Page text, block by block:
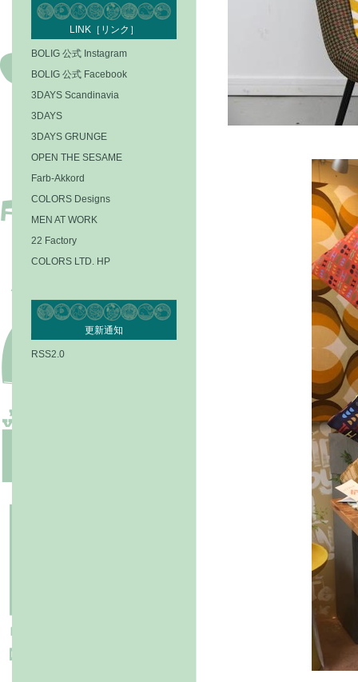
LINK［リンク］
BOLIG 公式 Instagram
BOLIG 公式 Facebook
3DAYS Scandinavia
3DAYS
3DAYS GRUNGE
OPEN THE SESAME
Farb-Akkord
COLORS Designs
MEN AT WORK
22 Factory
COLORS LTD. HP
更新通知
RSS2.0